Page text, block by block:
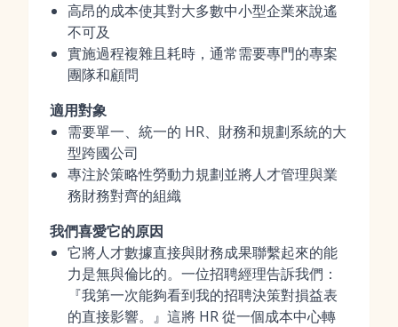
高昂的成本使其對大多數中小型企業來說遙
不可及
實施過程複雜且耗時，通常需要專門的專案
團隊和顧問
適用對象
需要單一、統一的 HR、財務和規劃系統的大
型跨國公司
專注於策略性勞動力規劃並將人才管理與業
務財務對齊的組織
我們喜愛它的原因
它將人才數據直接與財務成果聯繫起來的能
力是無與倫比的。一位招聘經理告訴我們：
『我第一次能夠看到我的招聘決策對損益表
的直接影響。』這將 HR 從一個成本中心轉